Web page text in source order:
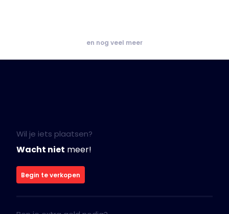
en nog veel meer
Wil je iets plaatsen?
Wacht niet meer!
Begin te verkopen